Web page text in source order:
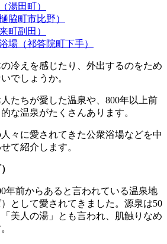
湯田町）
脇町市比野）
町副田）
場（祁答院町下手）
冷えを感じたり、外出するのをため
でしょうか。
たちが愛した温泉や、800年以上前
な温泉がたくさんあります。
々に愛されてきた公衆浴場などを中
て紹介します。
年前からあると言われている温泉地
として愛されてきました。源泉は50
美人の湯」とも言われ、肌触りなめ